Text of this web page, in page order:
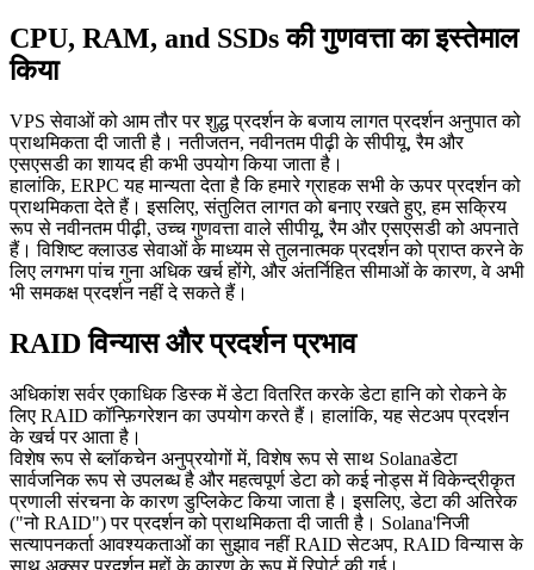
CPU, RAM, and SSDs की गुणवत्ता का इस्तेमाल
किया
VPS सेवाओं को आम तौर पर शुद्ध प्रदर्शन के बजाय लागत प्रदर्शन अनुपात को
प्राथमिकता दी जाती है। नतीजतन, नवीनतम पीढ़ी के सीपीयू, रैम और
एसएसडी का शायद ही कभी उपयोग किया जाता है।
हालांकि, ERPC यह मान्यता देता है कि हमारे ग्राहक सभी के ऊपर प्रदर्शन को
प्राथमिकता देते हैं। इसलिए, संतुलित लागत को बनाए रखते हुए, हम सक्रिय
रूप से नवीनतम पीढ़ी, उच्च गुणवत्ता वाले सीपीयू, रैम और एसएसडी को अपनाते
हैं। विशिष्ट क्लाउड सेवाओं के माध्यम से तुलनात्मक प्रदर्शन को प्राप्त करने के
लिए लगभग पांच गुना अधिक खर्च होंगे, और अंतर्निहित सीमाओं के कारण, वे अभी
भी समकक्ष प्रदर्शन नहीं दे सकते हैं।
RAID विन्यास और प्रदर्शन प्रभाव
अधिकांश सर्वर एकाधिक डिस्क में डेटा वितरित करके डेटा हानि को रोकने के
लिए RAID कॉन्फ़िगरेशन का उपयोग करते हैं। हालांकि, यह सेटअप प्रदर्शन
के खर्च पर आता है।
विशेष रूप से ब्लॉकचेन अनुप्रयोगों में, विशेष रूप से साथ Solanaडेटा
सार्वजनिक रूप से उपलब्ध है और महत्वपूर्ण डेटा को कई नोड्स में विकेन्द्रीकृत
प्रणाली संरचना के कारण डुप्लिकेट किया जाता है। इसलिए, डेटा की अतिरेक
("नो RAID") पर प्रदर्शन को प्राथमिकता दी जाती है। Solana'निजी
सत्यापनकर्ता आवश्यकताओं का सुझाव नहीं RAID सेटअप, RAID विन्यास के
साथ अक्सर प्रदर्शन मुद्दों के कारण के रूप में रिपोर्ट की गई।